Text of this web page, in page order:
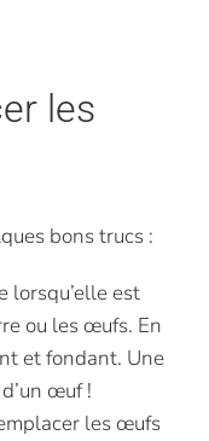
les
bons trucs :
lorsqu’elle est
ou les œufs. En
et fondant. Une
œuf !
les œufs